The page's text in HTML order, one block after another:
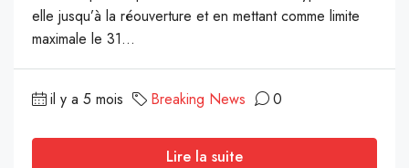
elle jusqu’à la réouverture et en mettant comme limite
maximale le 31...
il y a 5 mois Breaking News 0
Lire la suite